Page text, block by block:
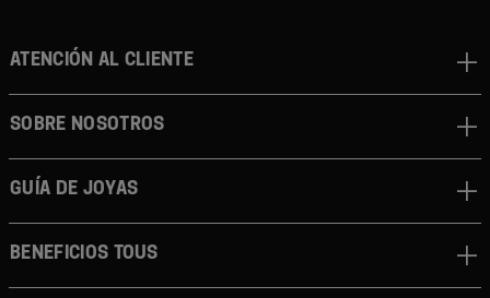
ATENCIÓN AL CLIENTE
SOBRE NOSOTROS
GUÍA DE JOYAS
BENEFICIOS TOUS